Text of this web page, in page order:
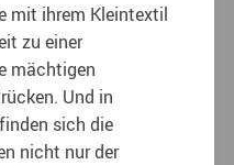
mit ihrem Kleintextil
zu einer
mächtigen
Und in
sich die
nicht nur der